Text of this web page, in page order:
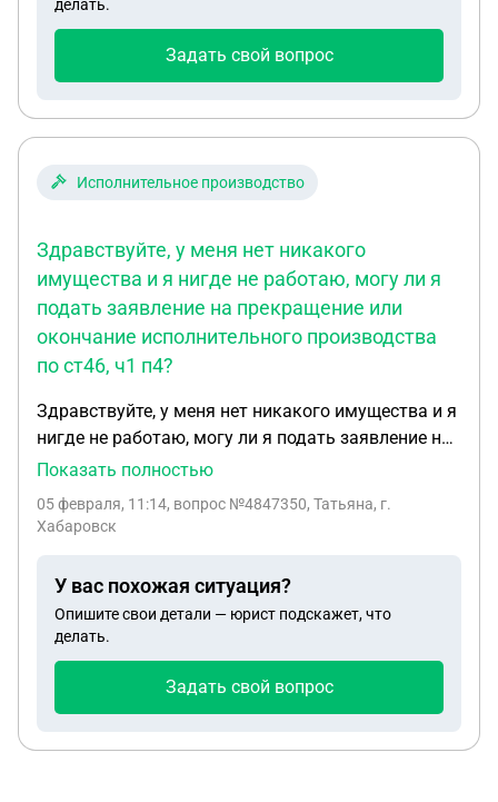
делать.
Задать свой вопрос
Исполнительное производство
Здравствуйте, у меня нет никакого
имущества и я нигде не работаю, могу ли я
подать заявление на прекращение или
окончание исполнительного производства
по ст46, ч1 п4?
Здравствуйте, у меня нет никакого имущества и я
нигде не работаю, могу ли я подать заявление на
прекращение или окончание исполнительного
сделать дистанционно, т.к проживаю в другом
Показать полностью
05 февраля, 11:14, вопрос №4847350, Татьяна, г.
Хабаровск
У вас похожая ситуация?
Опишите свои детали — юрист подскажет, что
делать.
Задать свой вопрос